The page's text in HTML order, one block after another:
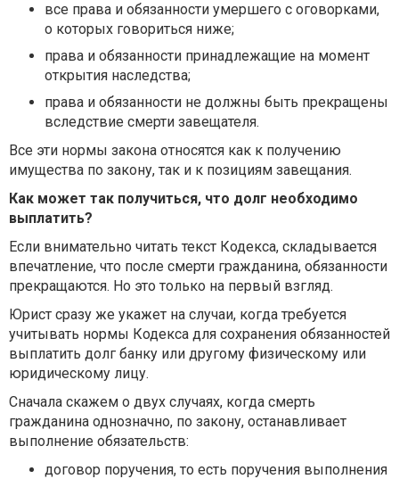
все права и обязанности умершего с оговорками,
о которых говориться ниже;
права и обязанности принадлежащие на момент
открытия наследства;
права и обязанности не должны быть прекращены
вследствие смерти завещателя.
Все эти нормы закона относятся как к получению
имущества по закону, так и к позициям завещания.
Как может так получиться, что долг необходимо
выплатить?
Если внимательно читать текст Кодекса, складывается
впечатление, что после смерти гражданина, обязанности
прекращаются. Но это только на первый взгляд.
Юрист сразу же укажет на случаи, когда требуется
учитывать нормы Кодекса для сохранения обязанностей
выплатить долг банку или другому физическому или
юридическому лицу.
Сначала скажем о двух случаях, когда смерть
гражданина однозначно, по закону, останавливает
выполнение обязательств:
договор поручения, то есть поручения выполнения